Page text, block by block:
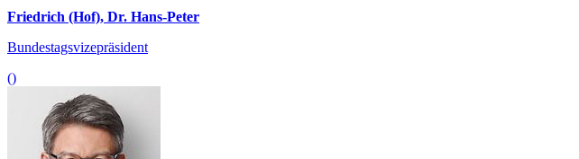
Friedrich (Hof), Dr. Hans-Peter
Bundestagsvizepräsident
()